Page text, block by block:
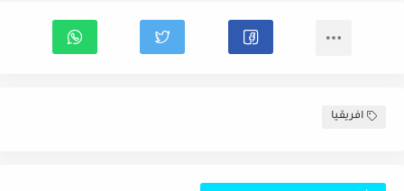
افريقيا